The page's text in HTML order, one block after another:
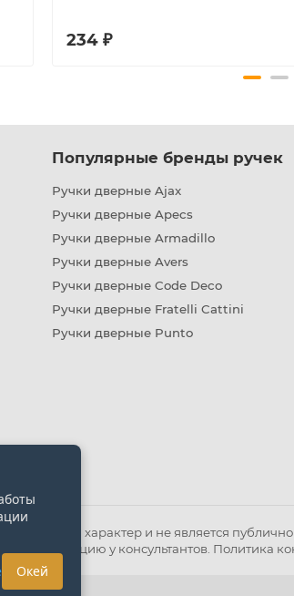
234 ₽
Популярные бренды ручек
Ручки дверные Ajax
Ручки дверные Apecs
Ручки дверные Armadillo
Ручки дверные Avers
Ручки дверные Code Deco
Ручки дверные Fratelli Cattini
Ручки дверные Punto
характер и не является
информацию у консультантов. Политика
Окей